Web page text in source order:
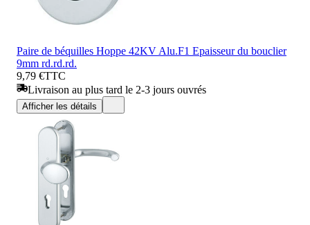
Paire de béquilles Hoppe 42KV Alu.F1 Epaisseur du bouclier
9mm rd.rd.rd.
9,79 €TTC
Livraison au plus tard le 2-3 jours ouvrés
Afficher les détails